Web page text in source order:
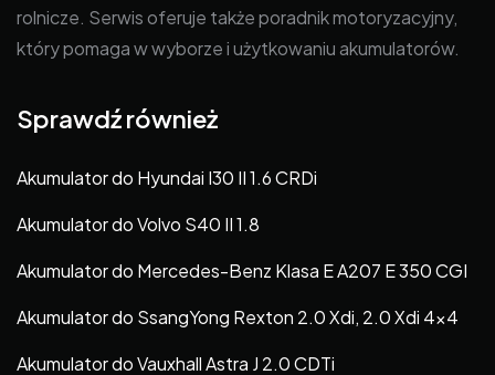
rolnicze. Serwis oferuje także poradnik motoryzacyjny,
który pomaga w wyborze i użytkowaniu akumulatorów.
Sprawdź również
Akumulator do Hyundai I30 II 1.6 CRDi
Akumulator do Volvo S40 II 1.8
Akumulator do Mercedes-Benz Klasa E A207 E 350 CGI
Akumulator do SsangYong Rexton 2.0 Xdi, 2.0 Xdi 4×4
Akumulator do Vauxhall Astra J 2.0 CDTi